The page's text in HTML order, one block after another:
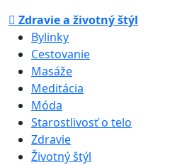
Zdravie a životný štýl
Bylinky
Cestovanie
Masáže
Meditácia
Móda
Starostlivosť o telo
Zdravie
Životný štýl